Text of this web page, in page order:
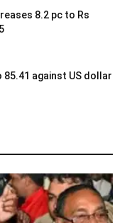
8.2 pc to Rs
85.41 against US dollar